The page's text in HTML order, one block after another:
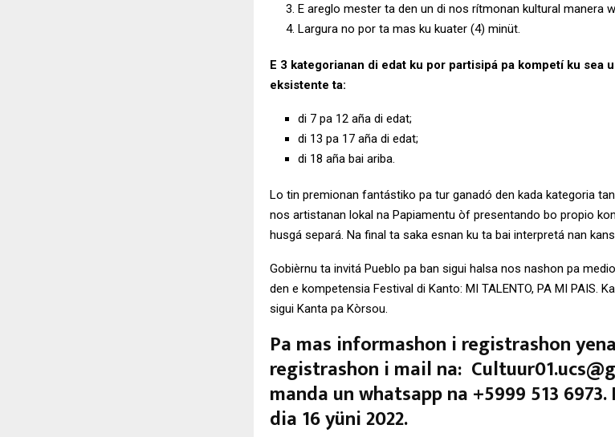
E areglo mester ta den un di nos rítmonan kultural manera
Largura no por ta mas ku kuater (4) minüt.
E 3 kategorianan di edat ku por partisipá pa kompetí ku sea
eksistente ta:
di 7 pa 12 aña di edat;
di 13 pa 17 aña di edat;
di 18 aña bai ariba.
Lo tin premionan fantástiko pa tur ganadó den kada kategoria
nos artistanan lokal na Papiamentu òf presentando bo propio
husgá separá. Na final ta saka esnan ku ta bai interpretá nan
Gobièrnu ta invitá Pueblo pa ban sigui halsa nos nashon pa
den e kompetensia Festival di Kanto: MI TALENTO, PA MI PAIS.
sigui Kanta pa Kòrsou.
Pa mas informashon i registrashon
registrashon i mail na:
manda un whatsapp na +5999 513
dia 16 yüni 2022.